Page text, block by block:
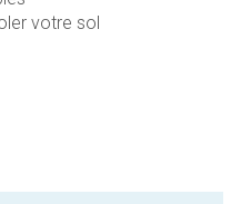
votre sol